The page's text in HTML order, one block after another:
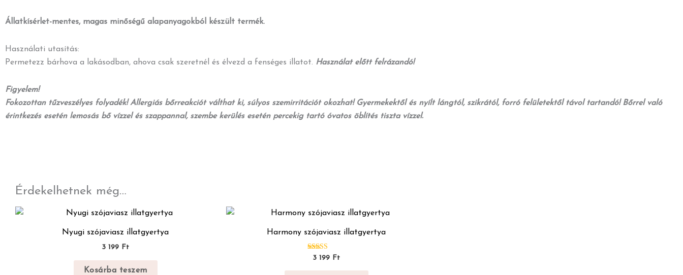
Állatkísérlet-mentes, magas minőségű alapanyagokból készült termék.
Használati utasítás:
Permetezz bárhova a lakásodban, ahova csak szeretnél és élvezd a fenséges illatot. Használat előtt felrázandó!
Figyelem!
Fokozottan tűzveszélyes folyadék! Allergiás bőrreakciót válthat ki, súlyos szemirritációt okozhat! Gyermekektől és nyílt lángtól, szikrától, forró felületektől távol tartandó! Bőrrel való
érintkezés esetén lemosás bő vízzel és szappannal, szembe kerülés esetén percekig tartó óvatos öblítés tiszta vízzel.
Érdekelhetnek még…
Nyugi szójaviasz illatgyertya
3 199 Ft
Kosárba teszem
Harmony szójaviasz illatgyertya
Értékelés:
/ 5
3 199 Ft